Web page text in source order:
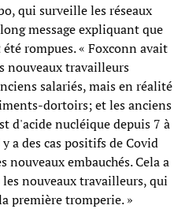
qui surveille les réseaux
message expliquant que
rompues. « Foxconn avait
nouveaux travailleurs
salariés, mais en réalité
dortoirs; et les anciens
d'acide nucléique depuis 7 à
a des cas positifs de Covid
embauchés. Cela a
nouveaux travailleurs, qui
première tromperie. »